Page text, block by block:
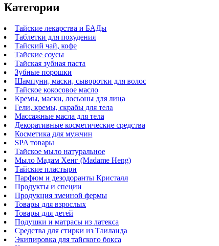
Категории
Тайские лекарства и БАДы
Таблетки для похудения
Тайский чай, кофе
Тайские соусы
Тайская зубная паста
Зубные порошки
Шампуни, маски, сыворотки для волос
Тайское кокосовое масло
Кремы, маски, лосьоны для лица
Гели, кремы, скрабы для тела
Массажные масла для тела
Декоративные косметические средства
Косметика для мужчин
SPA товары
Тайское мыло натуральное
Мыло Мадам Хенг (Madame Heng)
Тайские пластыри
Парфюм и дезодоранты Кристалл
Продукты и специи
Продукция змеиной фермы
Товары для взрослых
Товары для детей
Подушки и матрасы из латекса
Средства для стирки из Таиланда
Экипировка для тайского бокса